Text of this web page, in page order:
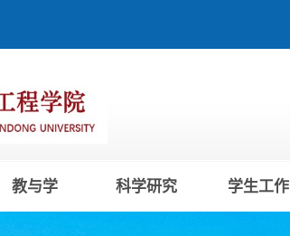
教与学 科学研究 学生工作